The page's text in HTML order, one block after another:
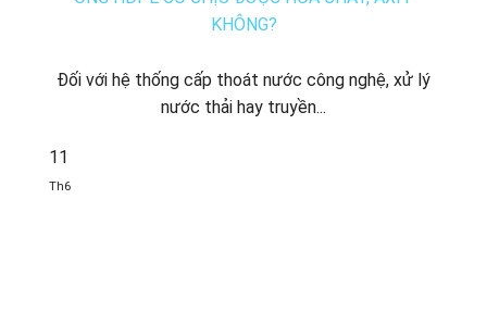
KHÔNG?
Đối với hệ thống cấp thoát nước công nghệ, xử lý
nước thải hay truyền...
11
Th6